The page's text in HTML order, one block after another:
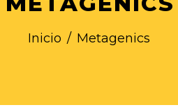
Inicio / Metagenics